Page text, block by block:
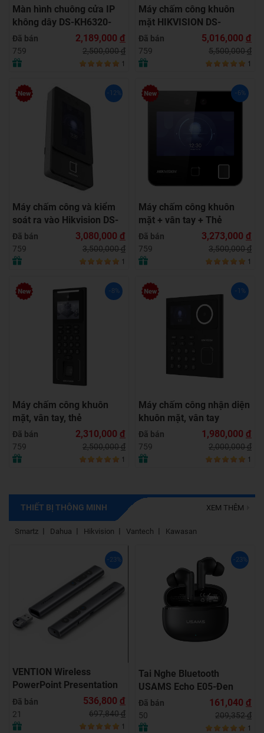
Màn hình chuông cửa IP
không dây DS-KH6320-
WTE1
Đã bán
759
2,189,000 đ
2,500,000đ
1
Máy chấm công khuôn
mặt HIKVISION DS-
K1T344MBFWX-E1, Đàm
thoại 2 chiều, 3000 khuôn
mặt
Đã bán
759
5,016,000 đ
5,500,000đ
1
-12%
Máy chấm công và kiểm
soát ra vào Hikvision DS-
K1T342MFWX-E1
Đã bán
759
3,080,000 đ
3,500,000đ
1
-6%
Máy chấm công khuôn
mặt + vân tay + Thẻ
Mifare HIKVISION DS-
K1T343MFWX
Đã bán
759
3,273,000 đ
3,500,000đ
1
-8%
Máy chấm công khuôn
mặt, vân tay, thẻ
HIKVISION DS-
K1T321MFWX
Đã bán
759
2,310,000 đ
2,500,000đ
1
-1%
Máy chấm công nhận diện
khuôn mặt, vân tay
HIKVISION DS-
K1T320MFWX
Đã bán
759
1,980,000 đ
2,000,000đ
1
THIẾT BỊ THÔNG MINH
Smartz Dahua Hikvision Vantech Kawasan
XEM THÊM
-23%
VENTION Wireless
PowerPoint Presentation
Clicker with Green Laser
Pointer – GRAY (KQJ-H0)
Đã bán
21
536,800 đ
697,840đ
1
-23%
Tai Nghe Bluetooth
USAMS Echo E05-Đen
Đã bán
50
161,040 đ
209,352đ
1